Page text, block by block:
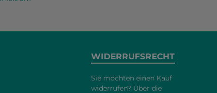
WIDERRUFSRECHT
Sie möchten einen Kauf
widerrufen? Über die